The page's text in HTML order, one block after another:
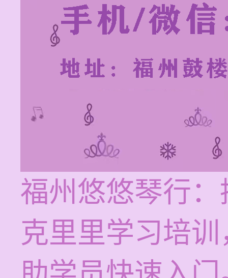
福州悠悠琴行
克里里学习培